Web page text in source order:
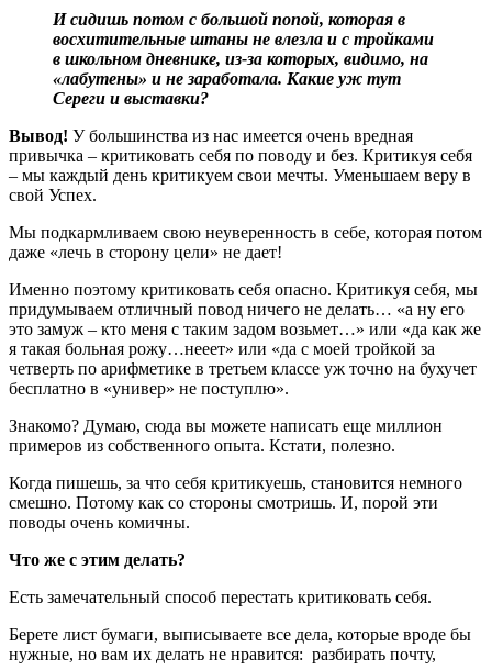
И сидишь потом с большой попой, которая в
восхитительные штаны не влезла и с тройками
в школьном дневнике, из-за которых, видимо, на
«лабутены» и не заработала. Какие уж тут
Сереги и выставки?
Вывод! У большинства из нас имеется очень вредная
привычка – критиковать себя по поводу и без. Критикуя себя
– мы каждый день критикуем свои мечты. Уменьшаем веру в
свой Успех.
Мы подкармливаем свою неуверенность в себе, которая потом
даже «лечь в сторону цели» не дает!
Именно поэтому критиковать себя опасно. Критикуя себя, мы
придумываем отличный повод ничего не делать… «а ну его
это замуж – кто меня с таким задом возьмет…» или «да как же
я такая больная рожу…нееет» или «да с моей тройкой за
четверть по арифметике в третьем классе уж точно на бухучет
бесплатно в «универ» не поступлю».
Знакомо? Думаю, сюда вы можете написать еще миллион
примеров из собственного опыта. Кстати, полезно.
Когда пишешь, за что себя критикуешь, становится немного
смешно. Потому как со стороны смотришь. И, порой эти
поводы очень комичны.
Что же с этим делать?
Есть замечательный способ перестать критиковать себя.
Берете лист бумаги, выписываете все дела, которые вроде бы
нужные, но вам их делать не нравится: разбирать почту,